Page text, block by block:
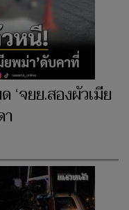
‘จยย.สองผัวเมีย